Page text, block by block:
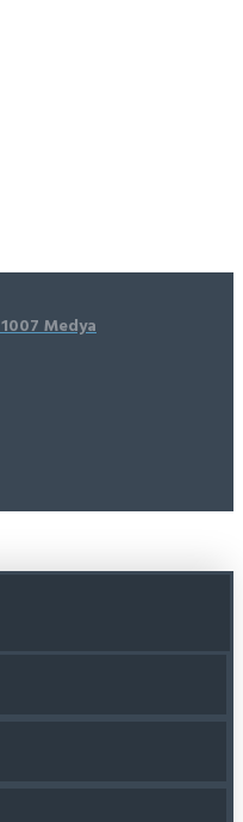
1007 Medya